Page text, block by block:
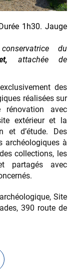
1h30. Jauge
conservatrice du
attachée de
des
réalisées sur
avec
extérieur et la
et d’étude. Des
archéologiques à
collections, les
partagés avec
Site
390 route de